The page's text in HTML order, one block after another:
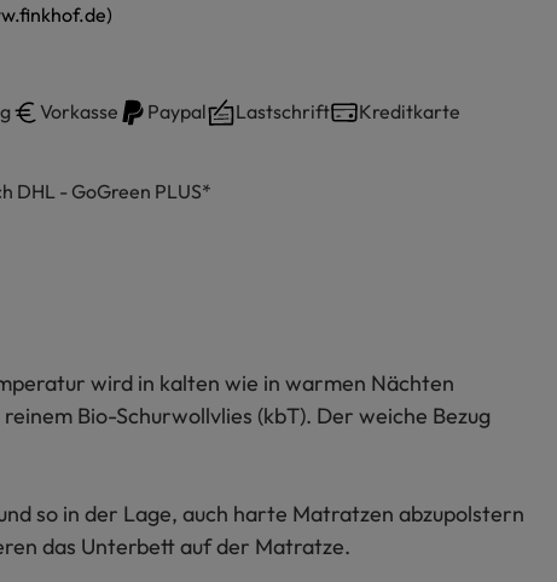
Vorkasse Paypal Lastschrift Kreditkarte
DHL - GoGreen PLUS*
wird in kalten wie in warmen Nächten
Bio-Schurwollvlies (kbT). Der weiche Bezug
so in der Lage, auch harte Matratzen abzupolstern
das Unterbett auf der Matratze.